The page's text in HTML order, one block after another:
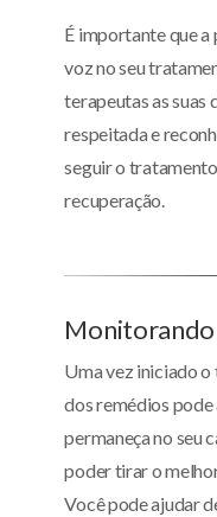
É importante que a
voz no seu
terapeutas as suas
respeitada e
seguir o
recuperação.
Monitorando
Uma vez iniciado
dos remédios pode
permaneça no seu
poder tirar o
Você pode ajudar